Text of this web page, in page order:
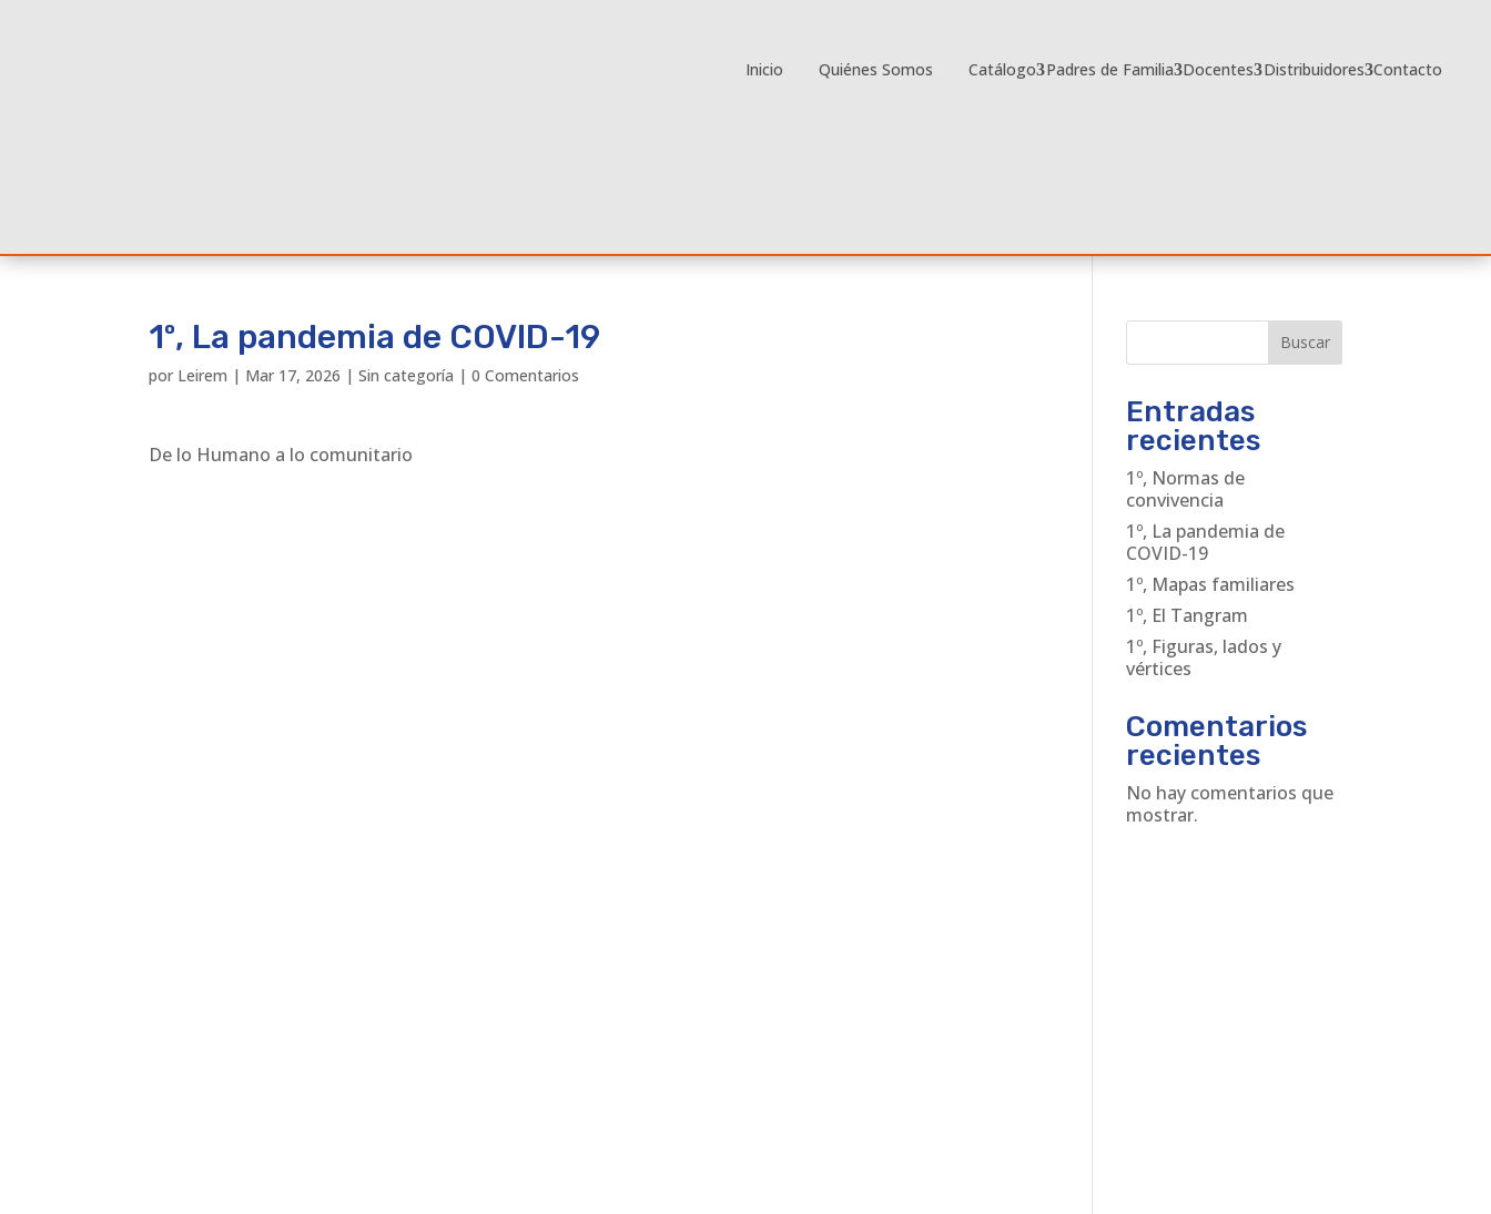
Inicio Quiénes Somos Catálogo Padres de Familia Docentes Distribuidores Contacto
1º, La pandemia de COVID-19
por Leirem | Mar 17, 2026 |Sin categoría |0 Comentarios
De lo Humano a lo comunitario
Buscar
Entradas
recientes
1º, Normas de
convivencia
1º, La pandemia de
COVID-19
1º, Mapas familiares
1º, El Tangram
1º, Figuras, lados y
vértices
Comentarios
recientes
No hay comentarios que
mostrar.